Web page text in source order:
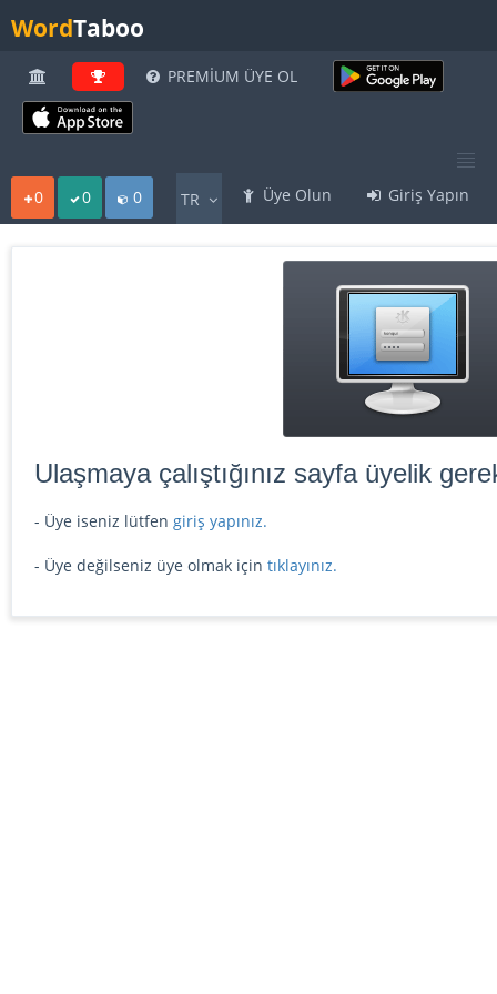
WordTaboo
PREMİUM ÜYE OL
Üye Olun Giriş Yapın
TR
0 0 0
Ulaşmaya çalıştığınız sayfa üyelik
- Üye iseniz lütfen giriş yapınız.
- Üye değilseniz üye olmak için tıklayınız.